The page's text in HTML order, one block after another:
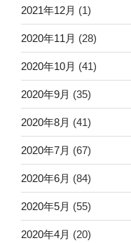
2021年12月 (1)
2020年11月 (28)
2020年10月 (41)
2020年9月 (35)
2020年8月 (41)
2020年7月 (67)
2020年6月 (84)
2020年5月 (55)
2020年4月 (20)